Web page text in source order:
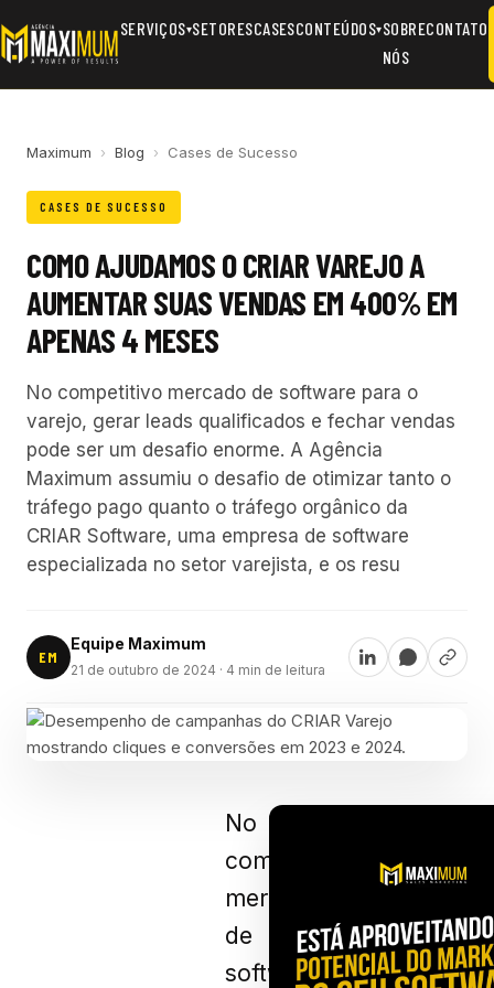
SERVIÇOS▾SETORESCASESCONTEÚDOS▾SOBRE
NÓS
CONTATO
Maximum › Blog › Cases de Sucesso
CASES DE SUCESSO
COMO AJUDAMOS O CRIAR VAREJO A
AUMENTAR SUAS VENDAS EM 400% EM
APENAS 4 MESES
No competitivo mercado de software para o
varejo, gerar leads qualificados e fechar vendas
pode ser um desafio enorme. A Agência
Maximum assumiu o desafio de otimizar tanto o
tráfego pago quanto o tráfego orgânico da
CRIAR Software, uma empresa de software
especializada no setor varejista, e os resu
EM
Equipe Maximum
21 de outubro de 2024 · 4 min de leitura
No
competitivo
mercado
de
software